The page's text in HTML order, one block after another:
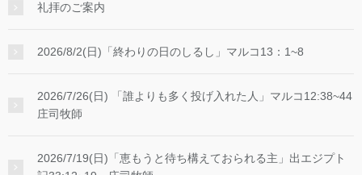
礼拝のご案内
2026/8/2(日)「終わりの日のしるし」マルコ13：1~8
2026/7/26(日) 「誰よりも多く投げ入れた人」マルコ12:38~44
庄司牧師
2026/7/19(日)「恵もうと待ち構えておられる主」出エジプト